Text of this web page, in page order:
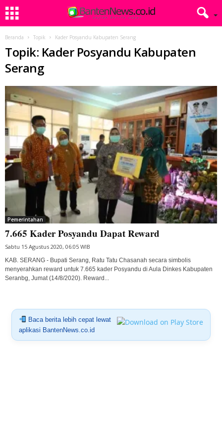
Beranda Topik Kader Posyandu Kabupaten Serang
Topik: Kader Posyandu Kabupaten
Serang
Pemerintahan
7.665 Kader Posyandu Dapat Reward
Sabtu 15 Agustus 2020, 06:05 WIB
KAB. SERANG - Bupati Serang, Ratu Tatu Chasanah secara simbolis
menyerahkan reward untuk 7.665 kader Posyandu di Aula Dinkes Kabupaten
Seranbg, Jumat (14/8/2020). Reward...
Baca berita lebih cepat lewat
aplikasi BantenNews.co.id